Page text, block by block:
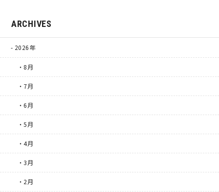
ARCHIVES
2026年
・8月
・7月
・6月
・5月
・4月
・3月
・2月